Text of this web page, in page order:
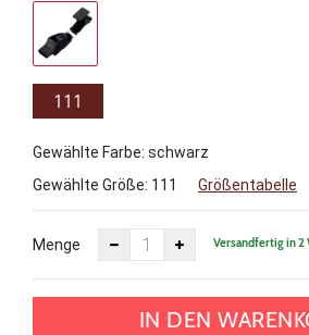
111
Gewählte Farbe: schwarz
Gewählte Größe: 111 Größentabelle
Menge Versandfertig in 2
IN DEN